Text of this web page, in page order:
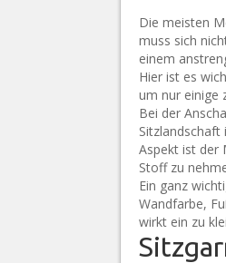
Die meisten
muss sich
einem
Hier ist es
um nur einige
Bei der
Sitzlandschaft
Aspekt ist der
Stoff zu
Ein ganz
Wandfarbe,
wirkt ein zu